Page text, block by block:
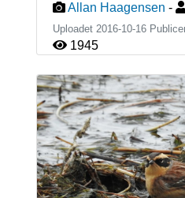
Allan Haagensen -
Uploadet 2016-10-16
1945